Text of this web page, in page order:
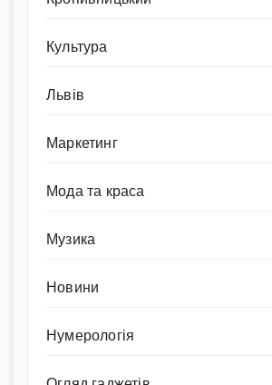
Культура
Львів
Маркетинг
Мода та краса
Музика
Новини
Нумерологія